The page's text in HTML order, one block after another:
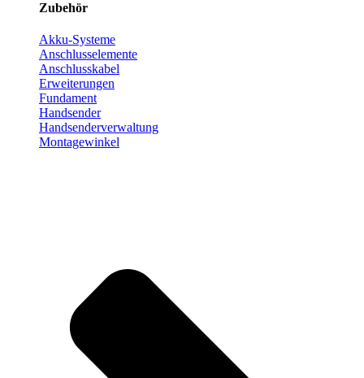
Zubehör
Akku-Systeme
Anschlusselemente
Anschlusskabel
Erweiterungen
Fundament
Handsender
Handsenderverwaltung
Montagewinkel